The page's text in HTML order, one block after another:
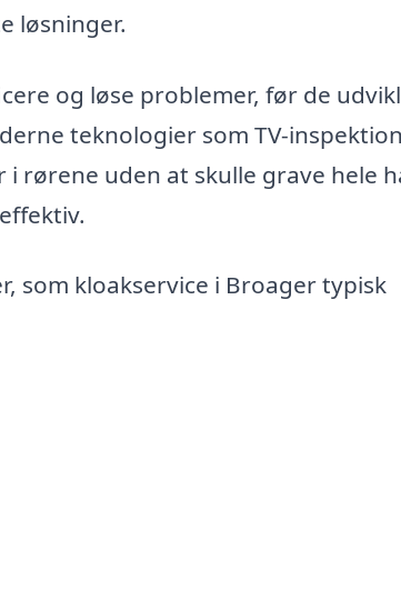
løsninger.
og løse problemer, før de
teknologier som TV-
rørene uden at skulle grave hele
som kloakservice i Broager typisk